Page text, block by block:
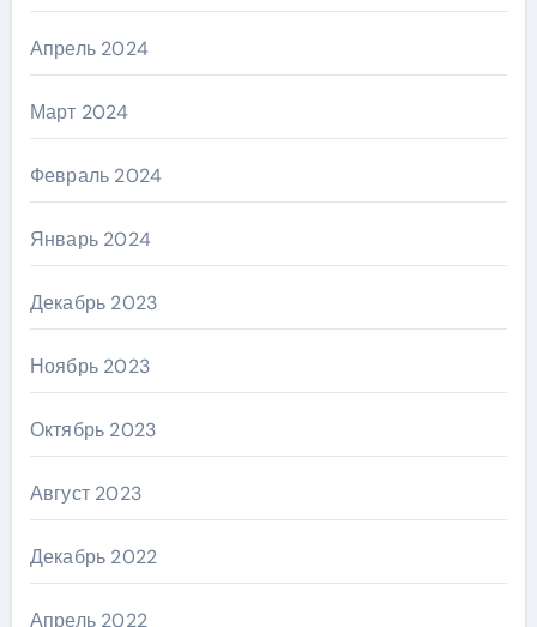
Апрель 2024
Март 2024
Февраль 2024
Январь 2024
Декабрь 2023
Ноябрь 2023
Октябрь 2023
Август 2023
Декабрь 2022
Апрель 2022